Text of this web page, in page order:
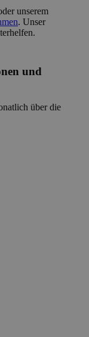
unserem
. Unser
und
über die